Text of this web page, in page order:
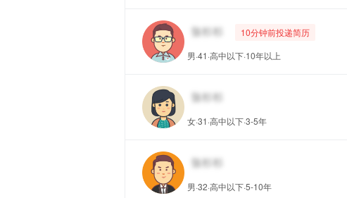
10分钟前投递简历
男·41·高中以下·10年以上
女·31·高中以下·3-5年
男·32·高中以下·5-10年